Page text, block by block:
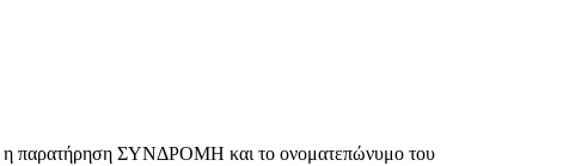
η παρατήρηση ΣΥΝΔΡΟΜΗ και το ονοματεπώνυμο του